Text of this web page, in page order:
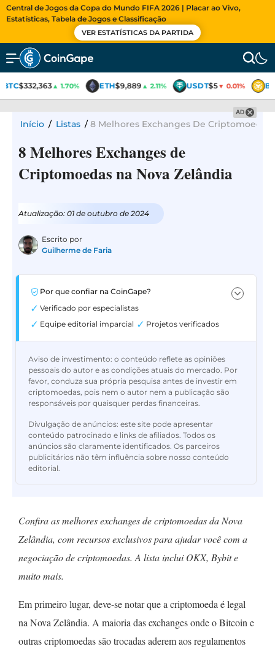
Central de Jogos da Copa do Mundo FIFA 2026 | Placar ao Vivo,
Estatísticas, Tabela de Jogos e Classificação
VER ESTATÍSTICAS DA PARTIDA
BTC$332,363▲ 1.70% ETH$9,889▲ 2.11% USDT$5▼ 0.01%
AD
Início / Listas /8 Melhores Exchanges De Criptomoedas
8 Melhores Exchanges de
Criptomoedas na Nova Zelândia
Atualização: 01 de outubro de 2024
Escrito por
Guilherme de Faria
Por que confiar na CoinGape?
Verificado por especialistas
Equipe editorial imparcial
Projetos verificados
Aviso de investimento: o conteúdo reflete as opiniões
pessoais do autor e as condições atuais do mercado. Por
favor, conduza sua própria pesquisa antes de investir em
criptomoedas, pois nem o autor nem a publicação são
responsáveis por quaisquer perdas financeiras.
Divulgação de anúncios: este site pode apresentar
conteúdo patrocinado e links de afiliados. Todos os
anúncios são claramente identificados. Os parceiros
publicitários não têm influência sobre nosso conteúdo
editorial.
Confira as melhores exchanges de criptomoedas da Nova
Zelândia, com recursos exclusivos para ajudar você com a
negociação de criptomoedas. A lista inclui OKX, Bybit e
muito mais.
Em primeiro lugar, deve-se notar que a criptomoeda é legal
na Nova Zelândia. A maioria das exchanges onde o Bitcoin e
outras criptomoedas são trocadas aderem aos regulamentos